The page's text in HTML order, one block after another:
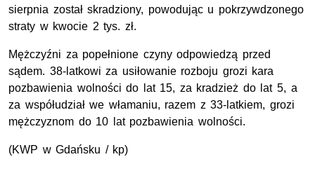
sierpnia został skradziony, powodując u pokrzywdzonego
straty w kwocie 2 tys. zł.
Mężczyźni za popełnione czyny odpowiedzą przed
sądem. 38-latkowi za usiłowanie rozboju grozi kara
pozbawienia wolności do lat 15, za kradzież do lat 5, a
za współudział we włamaniu, razem z 33-latkiem, grozi
mężczyznom do 10 lat pozbawienia wolności.
(KWP w Gdańsku / kp)